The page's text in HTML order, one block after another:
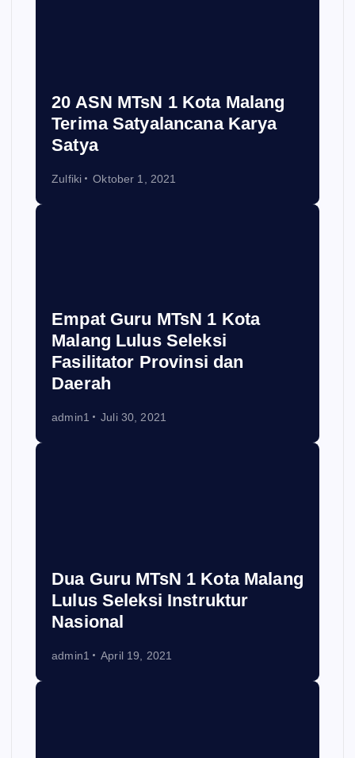
20 ASN MTsN 1 Kota Malang
Terima Satyalancana Karya
Satya
Zulfiki Oktober 1, 2021
Empat Guru MTsN 1 Kota
Malang Lulus Seleksi
Fasilitator Provinsi dan
Daerah
admin1 Juli 30, 2021
Dua Guru MTsN 1 Kota Malang
Lulus Seleksi Instruktur
Nasional
admin1 April 19, 2021